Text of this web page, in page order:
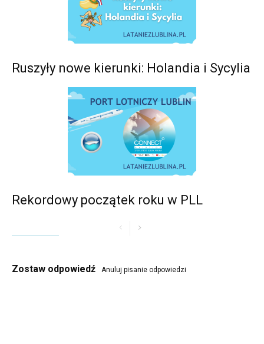
Ruszyły nowe kierunki: Holandia i Sycylia
Rekordowy początek roku w PLL
Zostaw odpowiedź Anuluj pisanie odpowiedzi